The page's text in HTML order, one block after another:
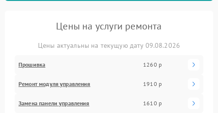
Цены на услуги ремонта
Цены актуальны на текущую дату 09.08.2026
Прошивка 1260 р
Ремонт модуля управления 1910 р
Замена панели управления 1610 р